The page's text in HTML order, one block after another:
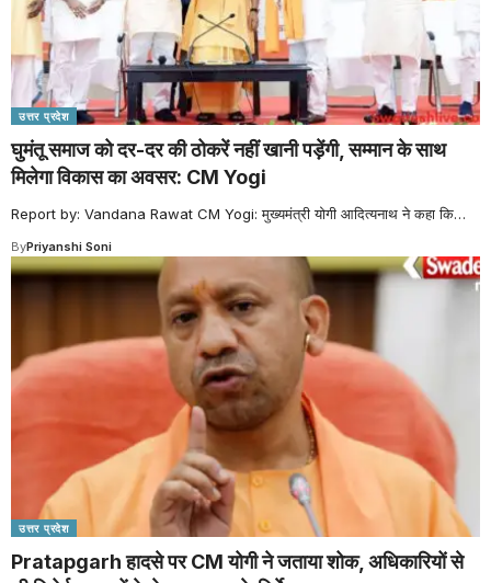
उत्तर प्रदेश
घुमंतू समाज को दर-दर की ठोकरें नहीं खानी पड़ेंगी, सम्मान के साथ
मिलेगा विकास का अवसर: CM Yogi
Report by: Vandana Rawat CM Yogi: मुख्यमंत्री योगी आदित्यनाथ ने कहा कि…
ByPriyanshi Soni
उत्तर प्रदेश
Pratapgarh हादसे पर CM योगी ने जताया शोक, अधिकारियों से